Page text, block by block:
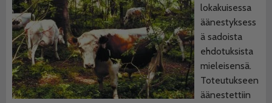
lokakuisessa
äänestyksess
ä sadoista
ehdotuksista
mieleisensä.
Toteutukseen
äänestettiin